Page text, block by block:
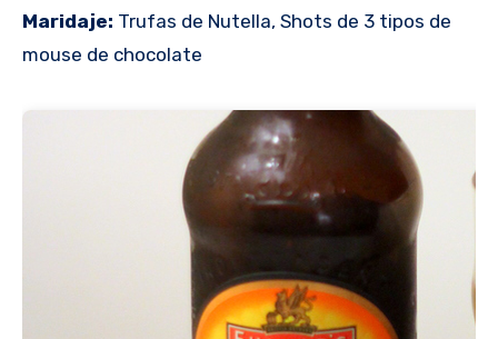
Maridaje: Trufas de Nutella, Shots de 3 tipos de
mouse de chocolate